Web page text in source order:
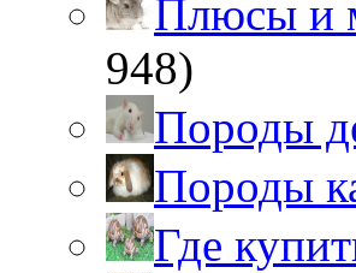
Плюсы и
948)
Породы
Породы
Где